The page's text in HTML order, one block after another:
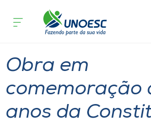
Cursos
Atendimento ao Estudante
acontece
colaboração do PPGD da
Mestrado
Obra em
comemoração
anos da